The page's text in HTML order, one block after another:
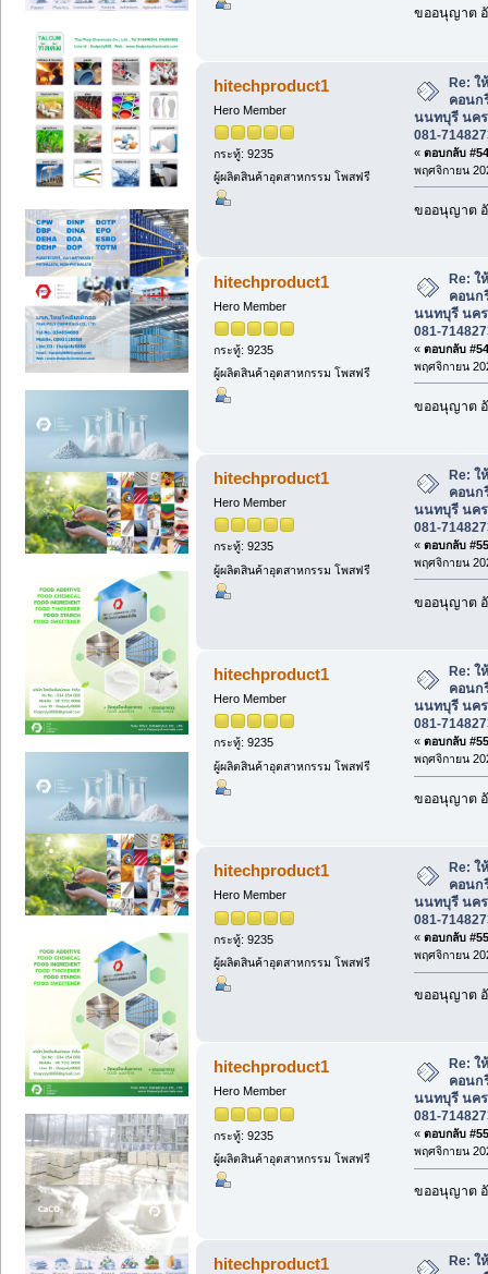
ขออนุญาต
hitechproduct1
Hero Member
กระทู้: 9235
ผู้ผลิตสินค้าอุตสาหกรรม โพสฟรี
Re: ใ
คอนก
นนทบุรี นค
081-
« ตอบกลับ
พฤศจิกายน
ขออนุญาต
hitechproduct1
Hero Member
กระทู้: 9235
ผู้ผลิตสินค้าอุตสาหกรรม โพสฟรี
Re: ใ
คอนก
นนทบุรี นค
081-
« ตอบกลับ
พฤศจิกายน
ขออนุญาต
hitechproduct1
Hero Member
กระทู้: 9235
ผู้ผลิตสินค้าอุตสาหกรรม โพสฟรี
Re: ใ
คอนก
นนทบุรี นค
081-
« ตอบกลับ
พฤศจิกายน
ขออนุญาต
hitechproduct1
Hero Member
กระทู้: 9235
ผู้ผลิตสินค้าอุตสาหกรรม โพสฟรี
Re: ใ
คอนก
นนทบุรี นค
081-
« ตอบกลับ
พฤศจิกายน
ขออนุญาต
hitechproduct1
Hero Member
กระทู้: 9235
ผู้ผลิตสินค้าอุตสาหกรรม โพสฟรี
Re: ใ
คอนก
นนทบุรี นค
081-
« ตอบกลับ
พฤศจิกายน
ขออนุญาต
hitechproduct1
Hero Member
กระทู้: 9235
ผู้ผลิตสินค้าอุตสาหกรรม โพสฟรี
Re: ใ
คอนก
นนทบุรี นค
081-
« ตอบกลับ
พฤศจิกายน
ขออนุญาต
hitechproduct1
Re: ใ